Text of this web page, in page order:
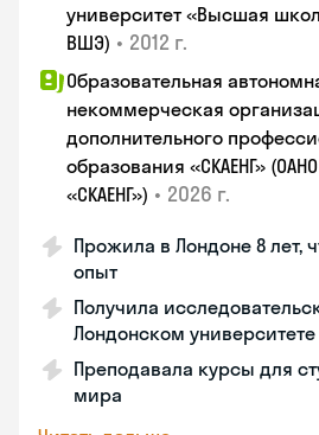
университет «Высшая
ВШЭ) • 2012 г.
Образовательная
некоммерческая
дополнительного
образования «СКАЕНГ»
«СКАЕНГ») • 2026 г.
Прожила в Лондоне 8 лет,
опыт
Получила
Лондонском университете
Преподавала курсы для
мира